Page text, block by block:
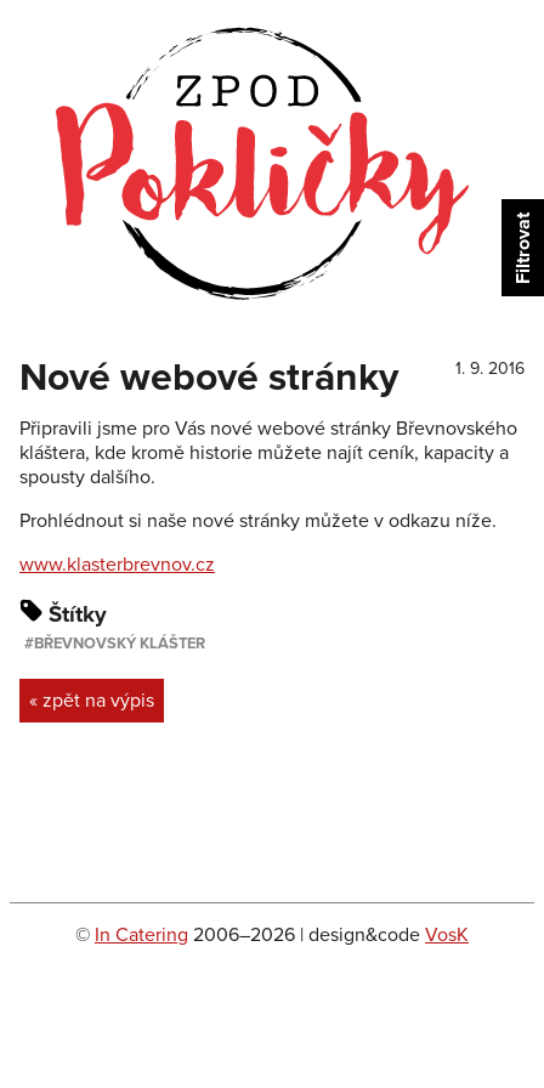
Nové webové stránky 1. 9. 2016
Připravili jsme pro Vás nové webové stránky Břevnovského
kláštera, kde kromě historie můžete najít ceník, kapacity a
spousty dalšího.
Prohlédnout si naše nové stránky můžete v odkazu níže.
www.klasterbrevnov.cz
Štítky
BŘEVNOVSKÝ KLÁŠTER
« zpět na výpis
© In Catering 2006–2026 | design&code VosK